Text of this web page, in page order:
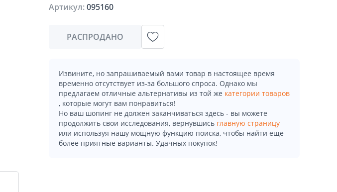
Артикул:095160
РАСПРОДАНО
Извините, но запрашиваемый вами товар в настоящее время
временно отсутствует из-за большого спроса. Однако мы
предлагаем отличные альтернативы из той же категории товаров
, которые могут вам понравиться!
Но ваш шопинг не должен заканчиваться здесь - вы можете
продолжить свои исследования, вернувшись главную страницу
или используя нашу мощную функцию поиска, чтобы найти еще
более приятные варианты. Удачных покупок!